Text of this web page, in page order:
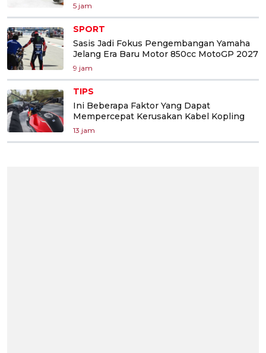
5 jam
SPORT
Sasis Jadi Fokus Pengembangan Yamaha
Jelang Era Baru Motor 850cc MotoGP 2027
9 jam
TIPS
Ini Beberapa Faktor Yang Dapat
Mempercepat Kerusakan Kabel Kopling
13 jam